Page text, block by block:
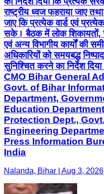
राष्ट्रीय ध्वज फहराया जाए
जाए कि प्रत्येक वार्ड एवं
सके। बैठक में लोक शिकायतों,
एवं अन्य विभागीय कार्यों की
अधिकारियों को समयबद्ध
सुनिश्चित करने का निर्देश
CMO Bihar General
Govt. of Bihar
Department,
Education
Protection Dept.,
Engineering
Press Information
India
Nalanda, Bihar | Aug 3, 2026